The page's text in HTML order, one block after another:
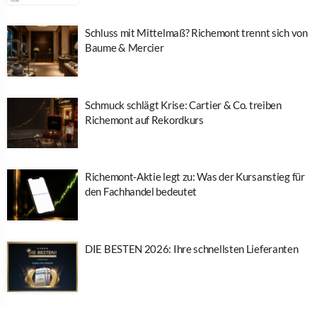
Schluss mit Mittelmaß? Richemont trennt sich von
Baume & Mercier
Schmuck schlägt Krise: Cartier & Co. treiben
Richemont auf Rekordkurs
Richemont-Aktie legt zu: Was der Kursanstieg für
den Fachhandel bedeutet
DIE BESTEN 2026: Ihre schnellsten Lieferanten